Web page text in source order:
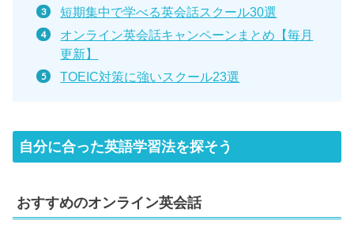
短期集中で学べる英会話スクール30選
オンライン英会話キャンペーンまとめ【毎月
更新】
TOEIC対策に強いスクール23選
自分に合った英語学習法を探そう
おすすめのオンライン英会話